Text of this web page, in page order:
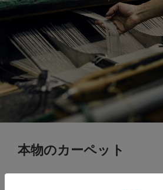
本物のカーペット